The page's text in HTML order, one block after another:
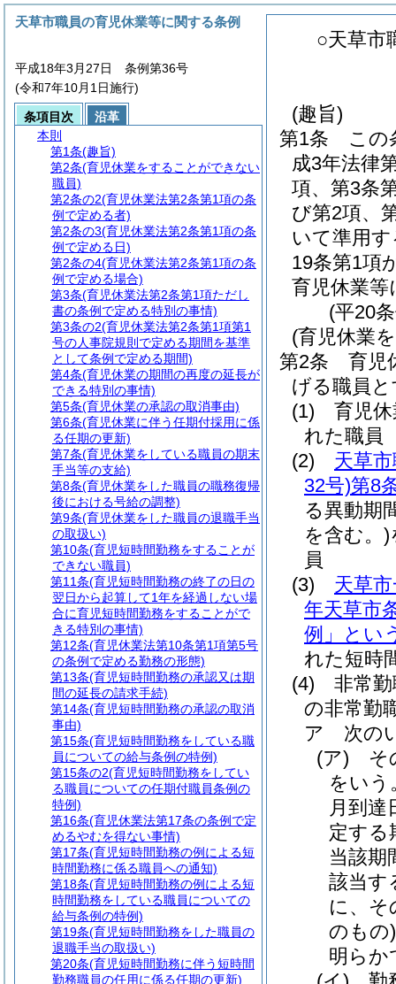
○天草市
(趣旨)
第1条
この
成3年法律
項、第3条
び第2項、
いて準用
19条第1項
育児休業
(平20
(育児休業
第2条
育児
げる職員
(1)
育児
れた職員
(2)
天草
32号)第8
る異動期
を含む。)
員
(3)
天草
年天草市
例」とい
れた短時
(4)
非常
の非常勤
ア
次の
(ア)
そ
をいう
月到達
定する
当該期
該当す
に、そ
のもの)
明らか
天草市職員の育児休業等に関する条例
平成18年3月27日 条例第36号
(令和7年10月1日施行)
条項目次
沿革
本則
第1条(趣旨)
第2条(育児休業をすることができない
職員)
第2条の2(育児休業法第2条第1項の条
例で定める者)
第2条の3(育児休業法第2条第1項の条
例で定める日)
第2条の4(育児休業法第2条第1項の条
例で定める場合)
第3条(育児休業法第2条第1項ただし
書の条例で定める特別の事情)
第3条の2(育児休業法第2条第1項第1
号の人事院規則で定める期間を基準
として条例で定める期間)
第4条(育児休業の期間の再度の延長が
できる特別の事情)
第5条(育児休業の承認の取消事由)
第6条(育児休業に伴う任期付採用に係
る任期の更新)
第7条(育児休業をしている職員の期末
手当等の支給)
第8条(育児休業をした職員の職務復帰
後における号給の調整)
第9条(育児休業をした職員の退職手当
の取扱い)
第10条(育児短時間勤務をすることが
できない職員)
第11条(育児短時間勤務の終了の日の
翌日から起算して1年を経過しない場
合に育児短時間勤務をすることがで
きる特別の事情)
第12条(育児休業法第10条第1項第5号
の条例で定める勤務の形態)
第13条(育児短時間勤務の承認又は期
間の延長の請求手続)
第14条(育児短時間勤務の承認の取消
事由)
第15条(育児短時間勤務をしている職
員についての給与条例の特例)
第15条の2(育児短時間勤務をしてい
る職員についての任期付職員条例の
特例)
第16条(育児休業法第17条の条例で定
めるやむを得ない事情)
第17条(育児短時間勤務の例による短
時間勤務に係る職員への通知)
第18条(育児短時間勤務の例による短
時間勤務をしている職員についての
給与条例の特例)
第19条(育児短時間勤務をした職員の
退職手当の取扱い)
第20条(育児短時間勤務に伴う短時間
勤務職員の任用に係る任期の更新)